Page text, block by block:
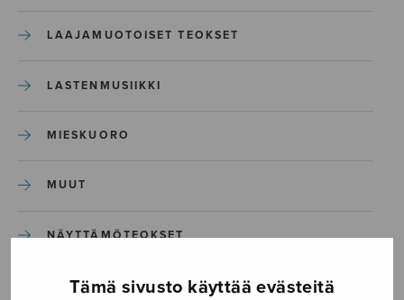
Tämä sivusto käyttää evästeitä
LAAJAMUOTOISET TEOKSET
LASTENMUSIIKKI
MIESKUORO
MUUT
NÄYTTÄMÖTEOKSET
SEKAKUORO